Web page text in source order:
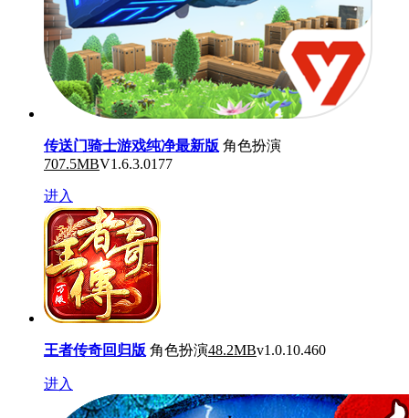
传送门骑士游戏纯净最新版 角色扮演
707.5MBV1.6.3.0177
进入
王者传奇回归版 角色扮演48.2MBv1.0.10.460
进入